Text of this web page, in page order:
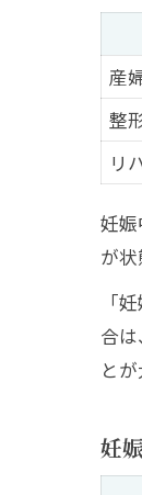
産
整
リ
妊
が
「
合
とが
妊